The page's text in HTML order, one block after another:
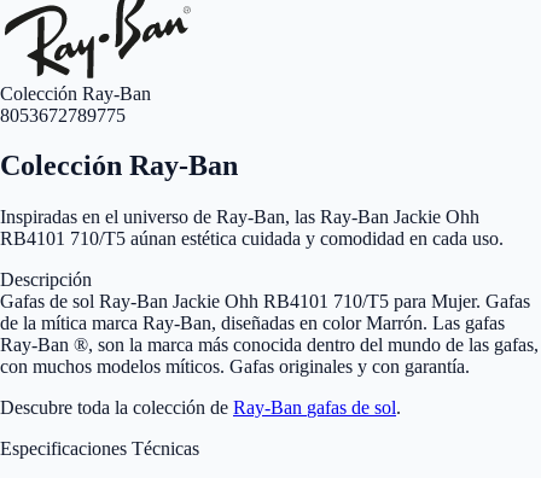
Colección Ray-Ban
8053672789775
Colección Ray-Ban
Inspiradas en el universo de Ray-Ban, las Ray-Ban Jackie Ohh
RB4101 710/T5 aúnan estética cuidada y comodidad en cada uso.
Descripción
Gafas de sol Ray-Ban Jackie Ohh RB4101 710/T5 para Mujer. Gafas
de la mítica marca Ray-Ban, diseñadas en color Marrón. Las gafas
Ray-Ban ®, son la marca más conocida dentro del mundo de las gafas,
con muchos modelos míticos. Gafas originales y con garantía.
Descubre toda la colección de Ray-Ban gafas de sol.
Especificaciones Técnicas